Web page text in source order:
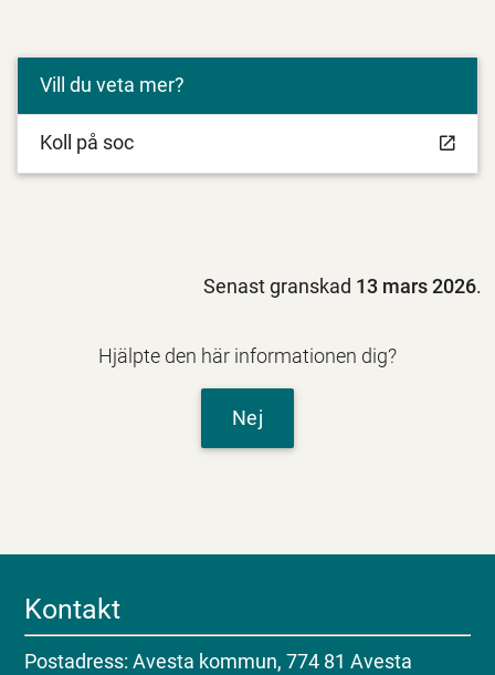
Vill du veta mer?
Koll på soc
Senast granskad 13 mars 2026.
Hjälpte den här informationen dig?
Nej
Kontakt
Postadress: Avesta kommun, 774 81 Avesta